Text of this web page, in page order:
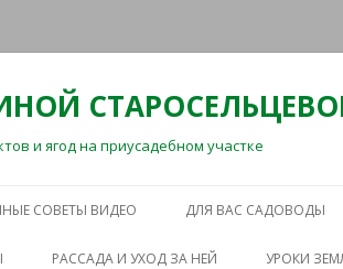
и ягод на приусадебном участке
содержимому
СОВЕТЫ ВИДЕО ДЛЯ ВАС САДОВОДЫ
РАССАДА И УХОД ЗА НЕЙ УРОКИ